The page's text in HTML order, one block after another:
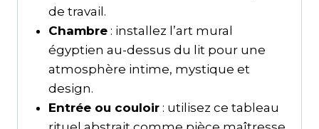
de travail.
Chambre: installez l’art mural
égyptien au-dessus du lit pour une
atmosphère intime, mystique et
design.
Entrée ou couloir: utilisez ce tableau